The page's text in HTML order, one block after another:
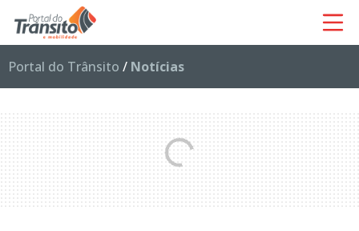
Portal do Trânsito / Notícias